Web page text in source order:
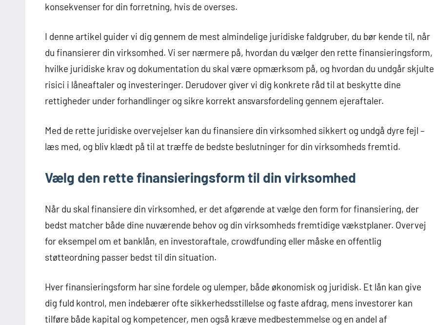
konsekvenser for din forretning, hvis de overses.
I denne artikel guider vi dig gennem de mest almindelige juridiske faldgruber, du bør kende til, når
du finansierer din virksomhed. Vi ser nærmere på, hvordan du vælger den rette finansieringsform,
hvilke juridiske krav og dokumentation du skal være opmærksom på, og hvordan du undgår skjulte
risici i låneaftaler og investeringer. Derudover giver vi dig konkrete råd til at beskytte dine
rettigheder under forhandlinger og sikre korrekt ansvarsfordeling gennem ejeraftaler.
Med de rette juridiske overvejelser kan du finansiere din virksomhed sikkert og undgå dyre fejl –
læs med, og bliv klædt på til at træffe de bedste beslutninger for din virksomheds fremtid.
Vælg den rette finansieringsform til din virksomhed
Når du skal finansiere din virksomhed, er det afgørende at vælge den form for finansiering, der
bedst matcher både dine nuværende behov og din virksomheds fremtidige vækstplaner. Overvej
for eksempel om et banklån, en investoraftale, crowdfunding eller måske en offentlig
støtteordning passer bedst til din situation.
Hver finansieringsform har sine fordele og ulemper, både økonomisk og juridisk. Et lån kan give
dig fuld kontrol, men indebærer ofte sikkerhedsstillelse og faste afdrag, mens investorer kan
tilføre både kapital og kompetencer, men også kræve medbestemmelse og en andel af